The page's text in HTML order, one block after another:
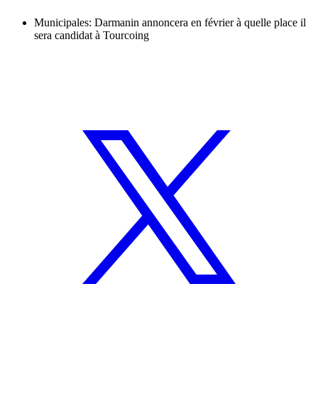
Municipales: Darmanin annoncera en février à quelle place il
sera candidat à Tourcoing